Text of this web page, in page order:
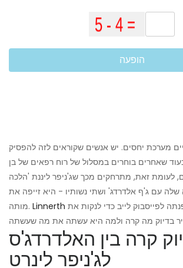
הופעה
מערכת יחסים. יש אנשים שקוראים לזה להפסיק
שאחרים בוחרים במסלול של רוח רפאים של בן
לעומת זאת, מתרחקים מכך שג'ניפר ליננת 'הלכה
שלה עם ג'ף אלדרדג' ושתי נשותיו - היא זייפה את
מותה.
לפייסבוק לייב כדי לנקות את
קרה בין האלדרדג'ס
לג'ניפר לינרט